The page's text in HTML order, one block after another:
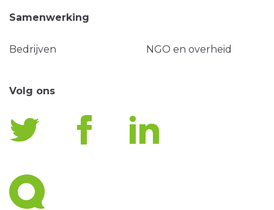
Samenwerking
Bedrijven NGO en overheid
Volg ons